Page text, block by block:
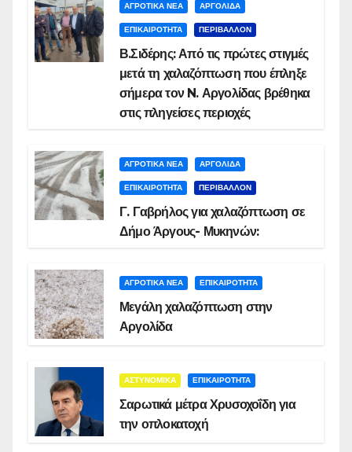
ΑΓΡΟΤΙΚΑ ΝΕΑ ΑΡΓΟΛΙΔΑ
ΕΠΙΚΑΙΡΟΤΗΤΑ ΠΕΡΙΒΑΛΛΟΝ
Β.Σιδέρης: Από τις πρώτες στιγμές
μετά τη χαλαζόπτωση που έπληξε
σήμερα τον N. Αργολίδας βρέθηκα
στις πληγείσες περιοχές
ΑΓΡΟΤΙΚΑ ΝΕΑ ΑΡΓΟΛΙΔΑ
ΕΠΙΚΑΙΡΟΤΗΤΑ ΠΕΡΙΒΑΛΛΟΝ
Γ. Γαβρήλος για χαλαζόπτωση σε
Δήμο Άργους- Μυκηνών:
ΑΓΡΟΤΙΚΑ ΝΕΑ ΕΠΙΚΑΙΡΟΤΗΤΑ
Μεγάλη χαλαζόπτωση στην
Αργολίδα
ΑΣΤΥΝΟΜΙΚΑ ΕΠΙΚΑΙΡΟΤΗΤΑ
Σαρωτικά μέτρα Χρυσοχοΐδη για
την οπλοκατοχή